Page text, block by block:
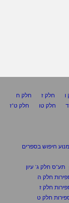
ו חלק ז
חלק ח
חלק טו
חלק ט"ז
מנוע חיפוש בספרים
תע"ס חלק ג' עיון
חלק ה
חלק ז
חלק ט